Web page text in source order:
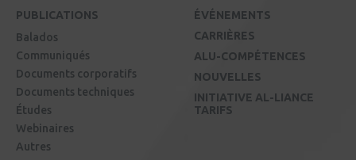
PUBLICATIONS
Balados
Communiqués
Documents corporatifs
Documents techniques
Études
Webinaires
Autres
ÉVÉNEMENTS
CARRIÈRES
ALU-COMPÉTENCES
NOUVELLES
INITIATIVE AL-LIANCE
TARIFS